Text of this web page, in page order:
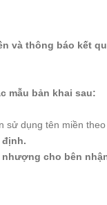
và thông báo kết
mẫu bản khai sau:
dụng tên miền
cho bên